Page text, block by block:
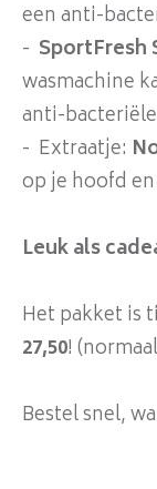
een anti-
- SportFresh
wasmachine
anti-
- Extraatje:
op je hoofd
Leuk als
Het pakket is
27,50!
Bestel snel,